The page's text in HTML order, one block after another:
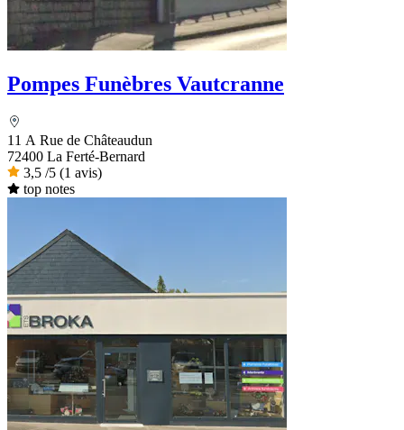
Pompes Funèbres Vautcranne
11 A Rue de Châteaudun
72400 La Ferté-Bernard
3,5 /5 (1 avis)
top notes